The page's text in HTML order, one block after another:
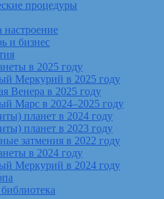
процедуры
и бизнес
в 2025 году
Меркурий в 2025 году
Венера в 2025 году
Марс в 2024–2025 году
планет в 2024 году
планет в 2023 году
затмения в 2022 году
в 2024 году
Меркурий в 2024 году